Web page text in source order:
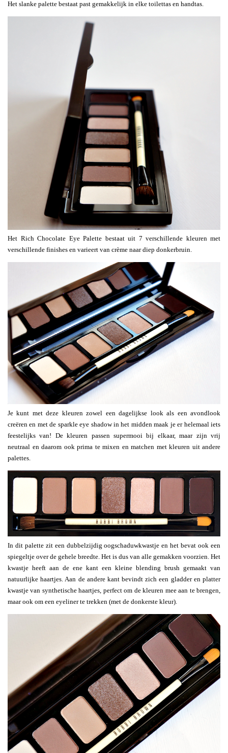
Het slanke palette bestaat past gemakkelijk in elke toilettas en handtas.
Het Rich Chocolate Eye Palette bestaat uit 7 verschillende kleuren met
verschillende finishes en varieert van crème naar diep donkerbruin.
Je kunt met deze kleuren zowel een dagelijkse look als een avondlook
creëren en met de sparkle eye shadow in het midden maak je er helemaal iets
feestelijks van! De kleuren passen supermooi bij elkaar, maar zijn vrij
neutraal en daarom ook prima te mixen en matchen met kleuren uit andere
palettes.
In dit palette zit een dubbelzijdig oogschaduwkwastje en het bevat ook een
spiegeltje over de gehele breedte. Het is dus van alle gemakken voorzien. Het
kwastje heeft aan de ene kant een kleine blending brush gemaakt van
natuurlijke haartjes. Aan de andere kant bevindt zich een gladder en platter
kwastje van synthetische haartjes, perfect om de kleuren mee aan te brengen,
maar ook om een eyeliner te trekken (met de donkerste kleur).